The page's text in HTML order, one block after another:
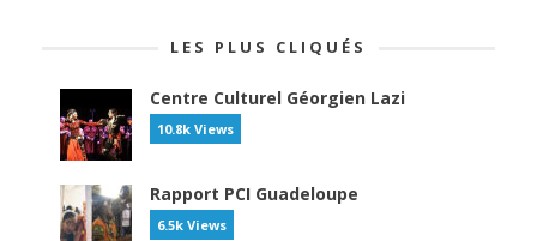
LES PLUS CLIQUÉS
Centre Culturel Géorgien Lazi
10.8k Views
Rapport PCI Guadeloupe
6.5k Views